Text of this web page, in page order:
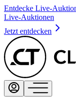
Entdecke Live-
Live-Auktionen
Jetzt entdecken